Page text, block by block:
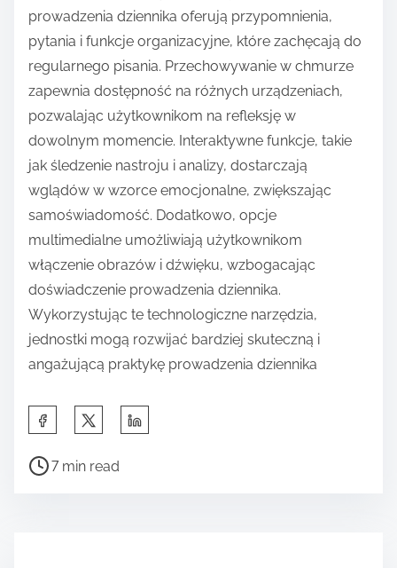
prowadzenia dziennika oferują przypomnienia,
pytania i funkcje organizacyjne, które zachęcają do
regularnego pisania. Przechowywanie w chmurze
zapewnia dostępność na różnych urządzeniach,
pozwalając użytkownikom na refleksję w
dowolnym momencie. Interaktywne funkcje, takie
jak śledzenie nastroju i analizy, dostarczają
wglądów w wzorce emocjonalne, zwiększając
samoświadomość. Dodatkowo, opcje
multimedialne umożliwiają użytkownikom
włączenie obrazów i dźwięku, wzbogacając
doświadczenie prowadzenia dziennika.
Wykorzystując te technologiczne narzędzia,
jednostki mogą rozwijać bardziej skuteczną i
angażującą praktykę prowadzenia dziennika
a
P
7 min read